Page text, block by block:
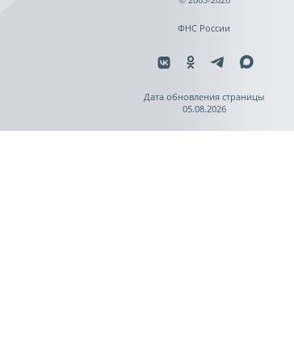
ФНС России
Дата обновления страницы
05.08.2026